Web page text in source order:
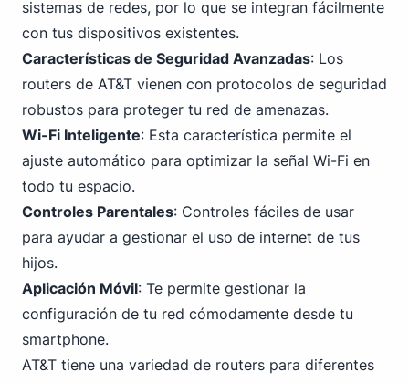
sistemas de redes, por lo que se integran fácilmente
con tus dispositivos existentes.
Características de Seguridad Avanzadas: Los
routers de AT&T vienen con protocolos de seguridad
robustos para proteger tu red de amenazas.
Wi-Fi Inteligente: Esta característica permite el
ajuste automático para optimizar la señal Wi-Fi en
todo tu espacio.
Controles Parentales: Controles fáciles de usar
para ayudar a gestionar el uso de internet de tus
hijos.
Aplicación Móvil: Te permite gestionar la
configuración de tu red cómodamente desde tu
smartphone.
AT&T tiene una variedad de routers para diferentes